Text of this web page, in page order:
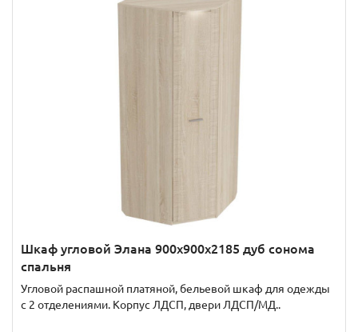
Шкаф угловой Элана 900x900x2185 дуб сонома
спальня
Угловой распашной платяной, бельевой шкаф для одежды
с 2 отделениями. Корпус ЛДСП, двери ЛДСП/МД..